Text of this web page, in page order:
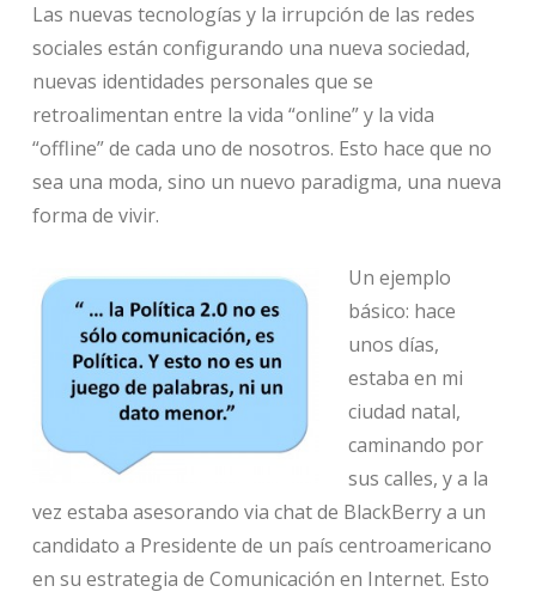
Las nuevas tecnologías y la irrupción de las redes
sociales están configurando una nueva sociedad,
nuevas identidades personales que se
retroalimentan entre la vida “online” y la vida
“offline” de cada uno de nosotros. Esto hace que no
sea una moda, sino un nuevo paradigma, una nueva
forma de vivir.
Un ejemplo
básico: hace
unos días,
estaba en mi
ciudad natal,
caminando por
sus calles, y a la
vez estaba asesorando via chat de BlackBerry a un
candidato a Presidente de un país centroamericano
en su estrategia de Comunicación en Internet. Esto